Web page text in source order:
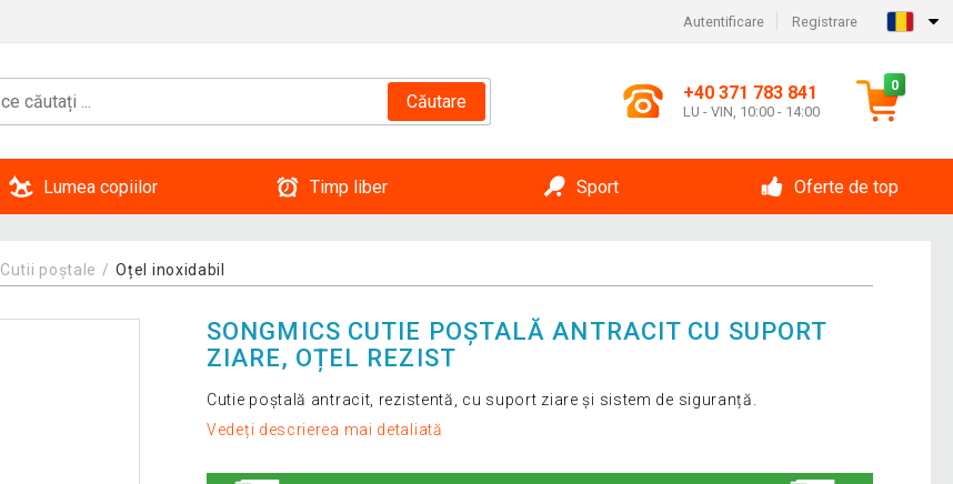
Autentificare Registrare
Căutare +40 371 783 841
LU - VIN, 10:00 - 14:00
0
Lumea copiilor Timp liber Sport Oferte de top
Cutii poștale Oțel inoxidabil
SONGMICS CUTIE POȘTALĂ ANTRACIT CU SUPORT
ZIARE, OȚEL REZIST
Cutie poștală antracit, rezistentă, cu suport ziare și sistem de siguranță.
Vedeți descrierea mai detaliată